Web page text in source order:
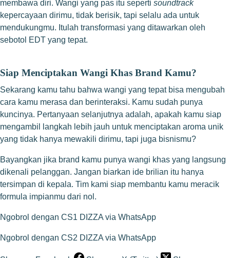
membawa diri. Wangi yang pas itu seperti soundtrack
kepercayaan dirimu, tidak berisik, tapi selalu ada untuk
mendukungmu. Itulah transformasi yang ditawarkan oleh
sebotol EDT yang tepat.
Siap Menciptakan Wangi Khas Brand Kamu?
Sekarang kamu tahu bahwa wangi yang tepat bisa mengubah
cara kamu merasa dan berinteraksi. Kamu sudah punya
kuncinya. Pertanyaan selanjutnya adalah, apakah kamu siap
mengambil langkah lebih jauh untuk menciptakan aroma unik
yang tidak hanya mewakili dirimu, tapi juga bisnismu?
Bayangkan jika brand kamu punya wangi khas yang langsung
dikenali pelanggan. Jangan biarkan ide brilian itu hanya
tersimpan di kepala. Tim kami siap membantu kamu meracik
formula impianmu dari nol.
Ngobrol dengan CS1 DIZZA via WhatsApp
Ngobrol dengan CS2 DIZZA via WhatsApp